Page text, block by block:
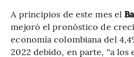
A principios de este mes el
mejoró el pronóstico de
economía colombiana del
2022 debido, en parte, “a los